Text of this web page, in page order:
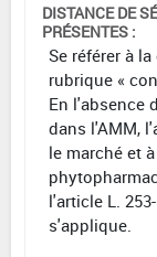
DISTANCE DE
PRÉSENTES :
Se référer à
rubrique «
En l'absence
dans l'AMM,
le marché et
l'article L.
s'applique.